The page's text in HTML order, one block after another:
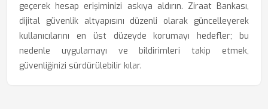
geçerek hesap erişiminizi askıya aldırın. Ziraat Bankası,
dijital güvenlik altyapısını düzenli olarak güncelleyerek
kullanıcılarını en üst düzeyde korumayı hedefler; bu
nedenle uygulamayı ve bildirimleri takip etmek,
güvenliğinizi sürdürülebilir kılar.